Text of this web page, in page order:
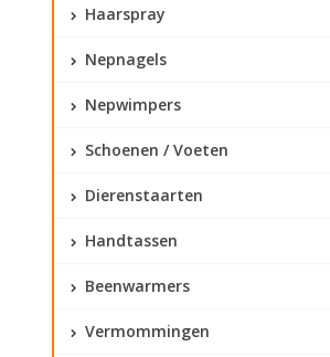
Haarspray
Nepnagels
Nepwimpers
Schoenen / Voeten
Dierenstaarten
Handtassen
Beenwarmers
Vermommingen